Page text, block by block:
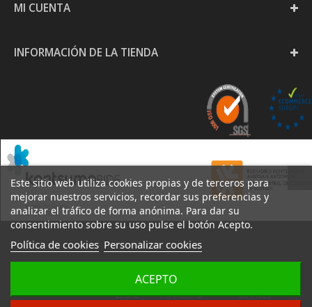
Este sitio web utiliza cookies propias y de terceros para
mejorar nuestros servicios, recordar sus preferencias y
analizar el tráfico de forma anónima. Para dar su
consentimiento sobre su uso pulse el botón Acepto.
Política de cookies Personalizar cookies
ACEPTO
MI CUENTA
INFORMACIÓN DE LA TIENDA
DESARROLLO:IZARNET
AVISO
LEGAL
POLÍTICA DE
PRIVACIDAD
COOKIES